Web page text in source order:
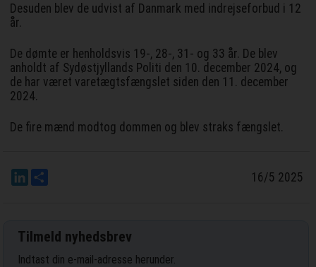
Desuden blev de udvist af Danmark med indrejseforbud i 12
år.
De dømte er henholdsvis 19-, 28-, 31- og 33 år. De blev
anholdt af Sydøstjyllands Politi den 10. december 2024, og
de har været varetægtsfængslet siden den 11. december
2024.
De fire mænd modtog dommen og blev straks fængslet.
LinkedIn 16/5 2025
Tilmeld nyhedsbrev
Indtast din e-mail-adresse herunder.